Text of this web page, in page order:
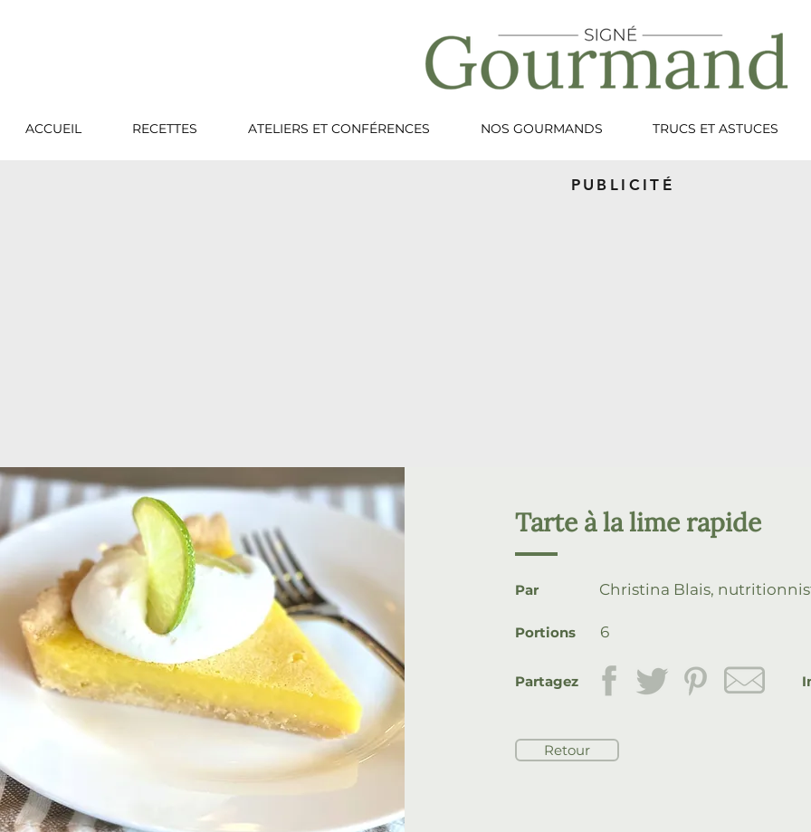
ACCUEIL RECETTES ATELIERS ET CONFÉRENCES NOS GOURMANDS TRUCS ET ASTUCES
PUBLICITÉ
Tarte à la lime rapide
Par Christina Blais,
Portions 6
Partagez
Retour